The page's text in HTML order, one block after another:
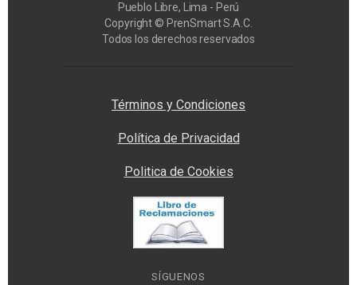
Pueblo Libre, Lima - Perú
Copyright © PrenSmart S.A.C.
Todos los derechos reservados
Términos y Condiciones
Política de Privacidad
Politica de Cookies
SÍGUENOS